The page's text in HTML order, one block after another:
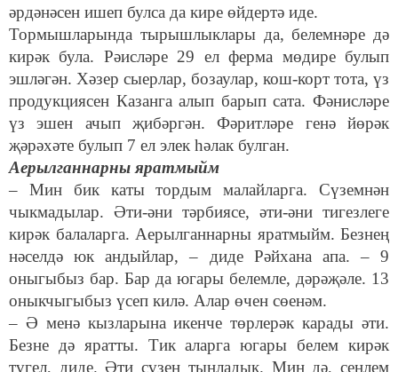
әрдәнәсен ишеп булса да кире өйдертә иде.
Тормышларында тырышлыклары да, белемнәре дә
кирәк була. Рәисләре 29 ел ферма мөдире булып
эшләгән. Хәзер сыерлар, бозаулар, кош-корт тота, үз
продукциясен Казанга алып барып сата. Фәнисләре
үз эшен ачып җибәргән. Фәритләре генә йөрәк
җәрәхәте булып 7 ел элек һәлак булган.
Аерылганнарны яратмыйм
– Мин бик каты тордым малайларга. Сүземнән
чыкмадылар. Әти-әни тәрбиясе, әти-әни тигезлеге
кирәк балаларга. Аерылганнарны яратмыйм. Безнең
нәселдә юк андыйлар, – диде Рәйхана апа. – 9
оныгыбыз бар. Бар да югары белемле, дәрәҗәле. 13
оныкчыгыбыз үсеп килә. Алар өчен сөенәм.
– Ә менә кызларына икенче төрлерәк карады әти.
Безне дә яратты. Тик аларга югары белем кирәк
түгел, диде. Әти сүзен тыңладык. Мин дә, сеңлем